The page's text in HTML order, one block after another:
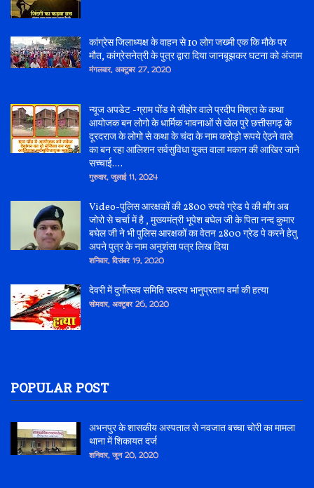
कांग्रेस जिलाध्यक्ष के वाहन से 10 लोग जख्मी एक कि मौके पर
मौत, कांग्रेसनेत्री के पुत्र द्वारा दिया जानबूझकर घटना को अंजाम
मंगलवार, अक्टूबर 27, 2020
न्यूज अपडेट -ग्राम पोंड मे सीहोर वाले प्रदीप मिश्रा के कथा
आयोजक बन लोगो के धार्मिक भावनाओं से खेल पुरे छत्तीसगढ़ के
दूरदराज के लोगो से कथा के चंदा के नाम करोड़ो रूपये ऐठने वाले
का बन रहा आलिशन सर्वसुविधा युक्त वाला मकान की आखिर जाने
सच्चाई....
गुरुवार, जुलाई 11, 2024
Video-पुलिस आरक्षकों की 2800 रुपये ग्रेड पे की माँग अब
जोरो से चर्चा में है , मुख्यमंत्री भूपेश बघेल जी के पिता नन्द कुमार
बघेल जी ने भी पुलिस आरक्षकों का वेतन 2800 ग्रेड पे करने हेतु
अपने पुत्र के नाम अनुशंसा पत्र लिख दिया
शनिवार, दिसंबर 19, 2020
देवरी में दुर्गोत्सव समिति सदस्य भानुप्रताप वर्मा की हत्या
सोमवार, अक्टूबर 26, 2020
POPULAR POST
अभनपुर के शासकीय अस्पताल से नवजात बच्चा चोरी का मामला
थाना में शिकायत दर्ज
शनिवार, जून 20, 2020